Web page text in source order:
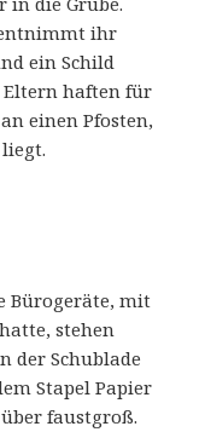
ihr
ein Schild
Eltern haften für
einen Pfosten,
Bürogeräte, mit
stehen
der Schublade
Stapel Papier
faustgroß.